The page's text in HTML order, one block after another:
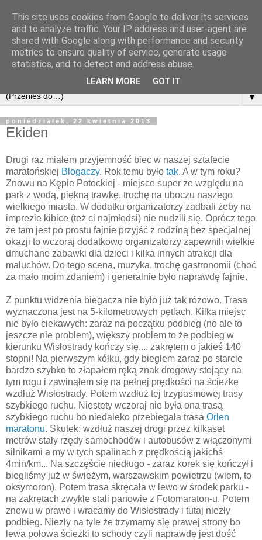
▼
poniedziałek, 22 kwietnia 2013
Ekiden
Drugi raz miałem przyjemność biec w naszej sztafecie
maratońskiej Blogaczy. Rok temu było tak. A w tym roku?
Znowu na Kępie Potockiej - miejsce super ze względu na
park z wodą, piękną trawkę, trochę na uboczu naszego
wielkiego miasta. W dodatku organizatorzy zadbali żeby na
imprezie kibice (też ci najmłodsi) nie nudzili się. Oprócz tego
że tam jest po prostu fajnie przyjść z rodziną bez specjalnej
okazji to wczoraj dodatkowo organizatorzy zapewnili wielkie
dmuchane zabawki dla dzieci i kilka innych atrakcji dla
maluchów. Do tego scena, muzyka, trochę gastronomii (choć
za mało moim zdaniem) i generalnie było naprawdę fajnie.
Z punktu widzenia biegacza nie było już tak różowo. Trasa
wyznaczona jest na 5-kilometrowych pętlach. Kilka miejsc
nie było ciekawych: zaraz na początku podbieg (no ale to
jeszcze nie problem), większy problem to że podbieg w
kierunku Wisłostrady kończy się.... zakrętem o jakieś 140
stopni! Na pierwszym kółku, gdy biegłem zaraz po starcie
bardzo szybko to złapałem ręką znak drogowy stojący na
tym rogu i zawinąłem się na pełnej prędkości na ścieżkę
wzdłuż Wisłostrady. Potem wzdłuż tej trzypasmowej trasy
szybkiego ruchu. Niestety wczoraj nie była ona trasą
szybkiego ruchu bo niedaleko przebiegała trasa Orlen
maratonu. Skutek: wzdłuż naszej drogi przez kilkaset
metrów stały rzędy samochodów i autobusów z włączonymi
silnikami a my w tych spalinach z prędkością jakichś
4min/km... Na szczęście niedługo - zaraz korek się kończył i
biegliśmy już w świeżym, warszawskim powietrzu (wiem, to
oksymoron). Potem trasa skręcała w lewo w środek parku -
na zakrętach zwykle stali panowie z Fotomaraton-u. Potem
znowu w prawo i wracamy do Wisłostrady i tutaj niezły
podbieg. Niezły na tyle że trzymamy się prawej strony bo
lewa połowa ścieżki to schody czyli naprawdę jest dość
This site uses cookies from Google to deliver its services
and to analyze traffic. Your IP address and user-agent are
shared with Google along with performance and security
metrics to ensure quality of service, generate usage
statistics, and to detect and address abuse.
LEARN MORE GOT IT